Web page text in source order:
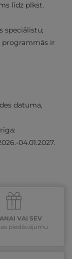
līdz plkst.
speciālistu;
programmās ir
datuma,
04.01.2027.
VAI SEV
piedāvājumu